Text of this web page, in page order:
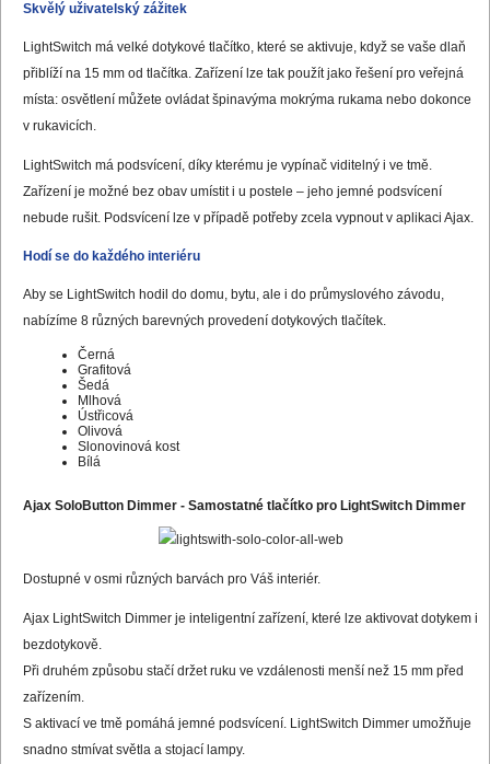
Skvělý uživatelský zážitek
LightSwitch má velké dotykové tlačítko, které se aktivuje, když se vaše dlaň
přiblíží na 15 mm od tlačítka. Zařízení lze tak použít jako řešení pro veřejná
místa: osvětlení můžete ovládat špinavýma mokrýma rukama nebo dokonce
v rukavicích.
LightSwitch má podsvícení, díky kterému je vypínač viditelný i ve tmě.
Zařízení je možné bez obav umístit i u postele – jeho jemné podsvícení
nebude rušit. Podsvícení lze v případě potřeby zcela vypnout v aplikaci Ajax.
Hodí se do každého interiéru
Aby se LightSwitch hodil do domu, bytu, ale i do průmyslového závodu,
nabízíme 8 různých barevných provedení dotykových tlačítek.
Černá
Grafitová
Šedá
Mlhová
Ústřicová
Olivová
Slonovinová kost
Bílá
Ajax SoloButton Dimmer - Samostatné tlačítko pro LightSwitch Dimmer
Dostupné v osmi různých barvách pro Váš interiér.
Ajax LightSwitch Dimmer je inteligentní zařízení, které lze aktivovat dotykem i
bezdotykově.
Při druhém způsobu stačí držet ruku ve vzdálenosti menší než 15 mm před
zařízením.
S aktivací ve tmě pomáhá jemné podsvícení. LightSwitch Dimmer umožňuje
snadno stmívat světla a stojací lampy.